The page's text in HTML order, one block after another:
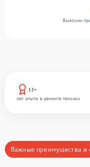
13+
лет опыта в ремонте техники
Выясним
Важные преимущества и